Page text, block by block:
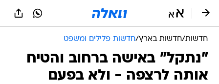
חדשות/חדשות בארץ/חדשות פלילים ומשפט
"נתקל" באישה ברחוב והטיח
אותה לרצפה - ולא בפעם